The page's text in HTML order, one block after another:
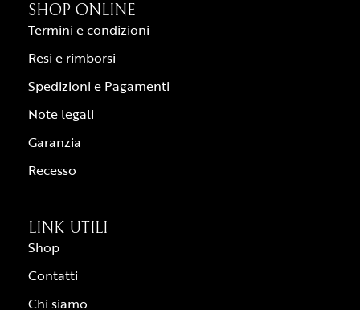
SHOP ONLINE
Termini e condizioni
Resi e rimborsi
Spedizioni e Pagamenti
Note legali
Garanzia
Recesso
LINK UTILI
Shop
Contatti
Chi siamo